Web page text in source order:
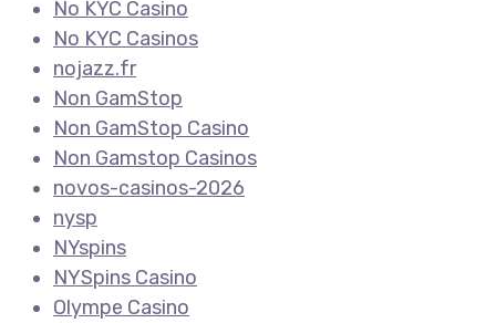
No KYC Casino
No KYC Casinos
nojazz.fr
Non GamStop
Non GamStop Casino
Non Gamstop Casinos
novos-casinos-2026
nysp
NYspins
NYSpins Casino
Olympe Casino